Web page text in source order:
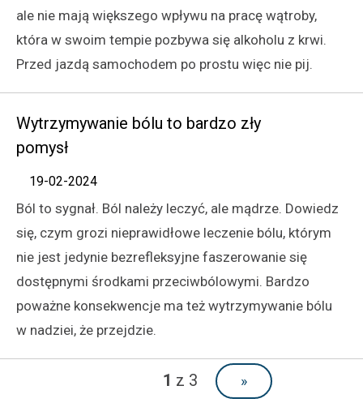
ale nie mają większego wpływu na pracę wątroby,
która w swoim tempie pozbywa się alkoholu z krwi.
Przed jazdą samochodem po prostu więc nie pij.
Wytrzymywanie bólu to bardzo zły
pomysł
19-02-2024
Ból to sygnał. Ból należy leczyć, ale mądrze. Dowiedz
się, czym grozi nieprawidłowe leczenie bólu, którym
nie jest jedynie bezrefleksyjne faszerowanie się
dostępnymi środkami przeciwbólowymi. Bardzo
poważne konsekwencje ma też wytrzymywanie bólu
w nadziei, że przejdzie.
1 z 3 »